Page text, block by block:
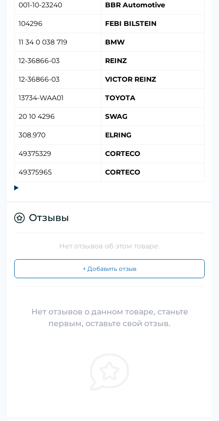
001-10-23240 BBR Automotive
104296 FEBI BILSTEIN
11 34 0 038 719 BMW
12-36866-03 REINZ
12-36866-03 VICTOR REINZ
13734-WAA01 TOYOTA
20 10 4296 SWAG
308.970 ELRING
49375329 CORTECO
49375965 CORTECO
Отзывы
Нет отзывов об этом товаре.
+ Добавить отзыв
Нет отзывов о данном товаре, станьте
первым, оставьте свой отзыв.